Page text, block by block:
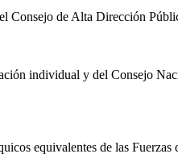
Consejo de Alta Dirección
individual y del Consejo
equivalentes de las